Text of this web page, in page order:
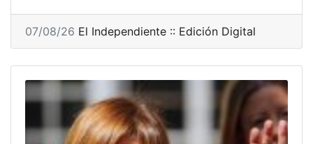
07/08/26 El Independiente :: Edición Digital